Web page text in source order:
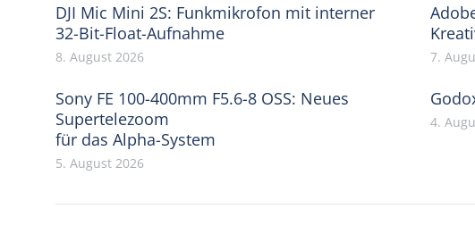
DJI Mic Mini 2S: Funkmikrofon mit interner
32-Bit-Float-Aufnahme
8. August 2026 7.
Sony FE 100-400mm F5.6-8 OSS: Neues
Supertelezoom
für das Alpha-System
5. August 2026
4.